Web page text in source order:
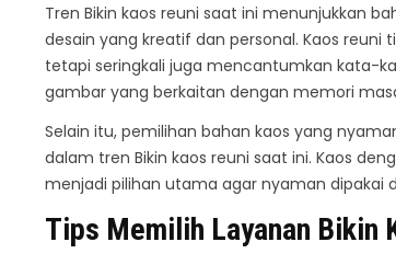
Tren Bikin kaos reuni saat ini menunjukkan
desain yang kreatif dan personal. Kaos reuni
tetapi seringkali juga mencantumkan kata-
gambar yang berkaitan dengan memori
Selain itu, pemilihan bahan kaos yang
dalam tren Bikin kaos reuni saat ini. Kaos
menjadi pilihan utama agar nyaman dipakai
Tips Memilih Layanan Bikin